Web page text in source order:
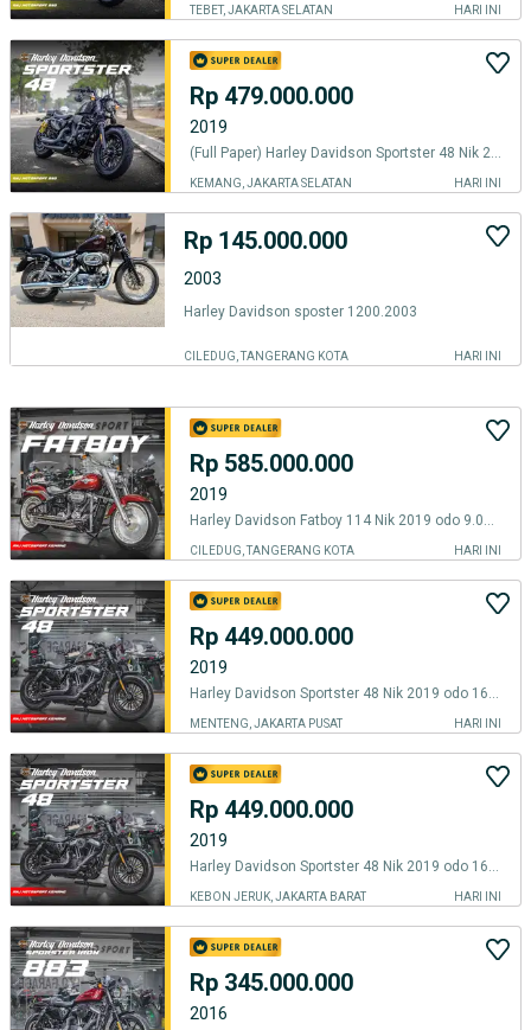
TEBET, JAKARTA SELATAN HARI INI
Rp 479.000.000
2019
(Full Paper) Harley Davidson Sportster 48 Nik 2019 Vines & Hance
KEMANG, JAKARTA SELATAN HARI INI
Rp 145.000.000
2003
Harley Davidson sposter 1200.2003
CILEDUG, TANGERANG KOTA HARI INI
Rp 585.000.000
2019
Harley Davidson Fatboy 114 Nik 2019 odo 9.000an Knalpot VnH
CILEDUG, TANGERANG KOTA HARI INI
Rp 449.000.000
2019
Harley Davidson Sportster 48 Nik 2019 odo 16.000 an km Knalpot V&H
MENTENG, JAKARTA PUSAT HARI INI
Rp 449.000.000
2019
Harley Davidson Sportster 48 Nik 2019 odo 16.000 an km Knalpot V&H
KEBON JERUK, JAKARTA BARAT HARI INI
Rp 345.000.000
2016